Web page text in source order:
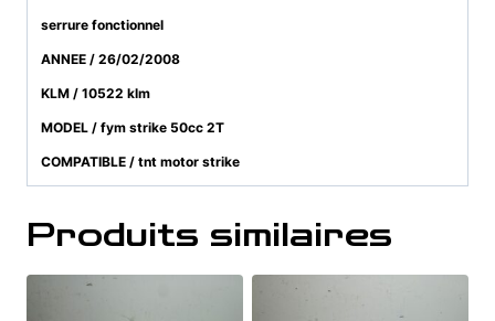
serrure fonctionnel
ANNEE / 26/02/2008
KLM / 10522 klm
MODEL / fym strike 50cc 2T
COMPATIBLE / tnt motor strike
Produits similaires